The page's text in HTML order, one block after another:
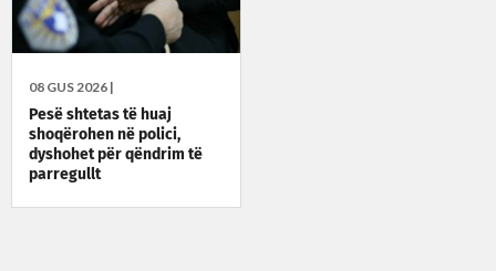
08 GUS 2026 |
Pesë shtetas të huaj
shoqërohen në polici,
dyshohet për qëndrim të
parregullt